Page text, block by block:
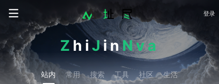
登录
ZhiJinNva
站内 常用 搜索 工具 社区 生活